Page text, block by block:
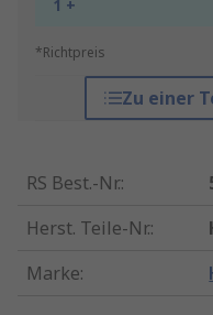
1 +
*Richtpreis
Zu einer
RS Best.-Nr.:
Herst. Teile-Nr.:
Marke: